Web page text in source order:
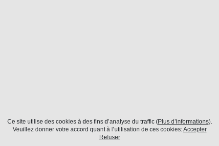
Monterrey
Ce site utilise des cookies à des fins d’analyse du traffic (Plus d’informations).
Veuillez donner votre accord quant à l’utilisation de ces cookies:Accepter
Refuser